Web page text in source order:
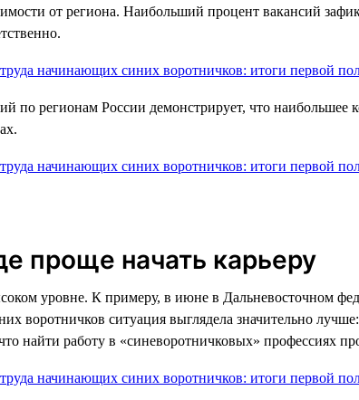
от региона. Наибольший процент вакансий
по регионам России демонстрирует, что наибольшее
проще начать карьеру
уровне. К примеру, в июне в Дальневосточном
воротничков ситуация выглядела значительно
найти работу в «синеворотничковых» профессиях